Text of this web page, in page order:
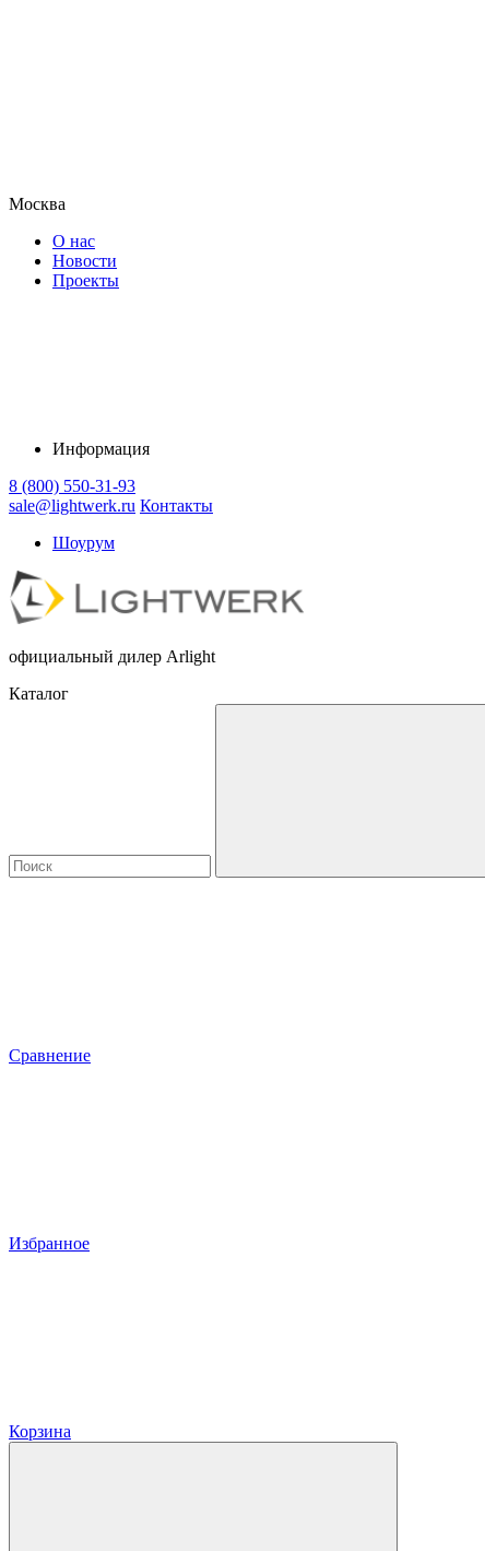
Москва
О нас
Новости
Проекты
Информация
8 (800) 550-31-93
sale@lightwerk.ru Контакты
Шоурум
официальный дилер Arlight
Каталог
Сравнение
Избранное
Корзина